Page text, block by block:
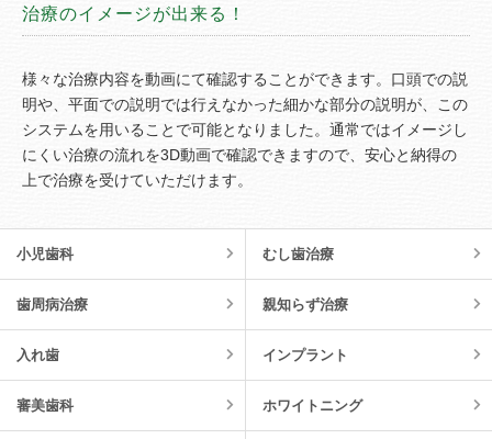
治療のイメージが出来る！
様々な治療内容を動画にて確認することができます。口頭での説
明や、平面での説明では行えなかった細かな部分の説明が、この
システムを用いることで可能となりました。通常ではイメージし
にくい治療の流れを3D動画で確認できますので、安心と納得の
上で治療を受けていただけます。
小児歯科 むし歯治療
歯周病治療 親知らず治療
入れ歯 インプラント
審美歯科 ホワイトニング